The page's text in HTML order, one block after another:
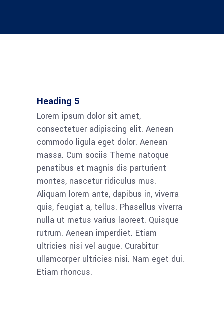
Heading 5
Lorem ipsum dolor sit amet,
consectetuer adipiscing elit. Aenean
commodo ligula eget dolor. Aenean
massa. Cum sociis Theme natoque
penatibus et magnis dis parturient
montes, nascetur ridiculus mus.
Aliquam lorem ante, dapibus in, viverra
quis, feugiat a, tellus. Phasellus viverra
nulla ut metus varius laoreet. Quisque
rutrum. Aenean imperdiet. Etiam
ultricies nisi vel augue. Curabitur
ullamcorper ultricies nisi. Nam eget dui.
Etiam rhoncus.